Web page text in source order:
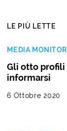
LE PIÙ LETTE
MEDIA
Gli otto profili
informarsi
6 Ottobre 2020